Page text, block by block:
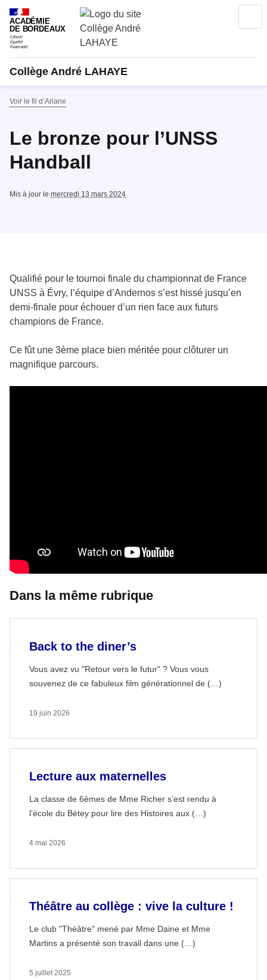
ACADÉMIE
DE BORDEAUX
Collège André LAHAYE
Voir le fil d’Ariane
Le bronze pour l’UNSS
Handball
Mis à jour le mercredi 13 mars 2024
Qualifié pour le tournoi finale du championnat de France
UNSS à Évry, l’équipe d’Andernos s’est hissé jusqu’en
demi-finale pour échouer d’un rien face aux futurs
champions de France.
Ce fût une 3ème place bien méritée pour clôturer un
magnifique parcours.
Dans la même rubrique
Back to the diner’s
Vous avez vu "Retour vers le futur" ? Vous vous
souvenez de ce fabuleux film générationnel de (…)
19 juin 2026
Lecture aux maternelles
La classe de 6èmes de Mme Richer s’est rendu à
l’école du Bétey pour lire des Histoires aux (…)
4 mai 2026
Théâtre au collège : vive la culture !
Le club "Théâtre" mené par Mme Daine et Mme
Martins a présenté son travail dans une (…)
5 juillet 2025